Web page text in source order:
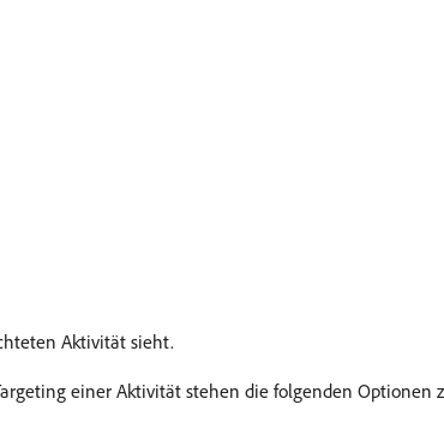
Aktivität sieht.
einer Aktivität stehen die folgenden Optionen